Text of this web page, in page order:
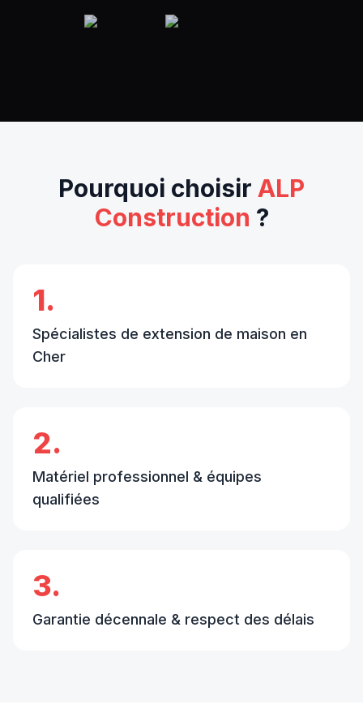
Pourquoi choisir ALP
Construction ?
1.
Spécialistes de extension de maison en
Cher
2.
Matériel professionnel & équipes
qualifiées
3.
Garantie décennale & respect des délais